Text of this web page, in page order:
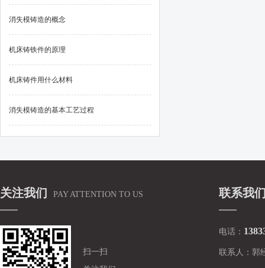
消失模铸造的概念
机床铸铁件的原理
机床铸件用什么材料
消失模铸造的基本工艺过程
关注我们 PAY ATTENTION TO US
扫一扫
联系我
电话：
联系人： 郭